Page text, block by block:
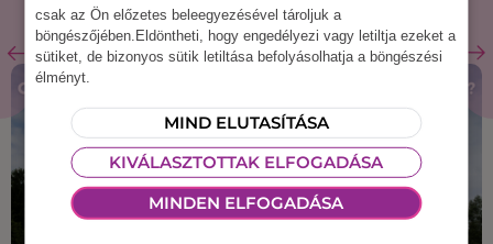
csak az Ön előzetes beleegyezésével tároljuk a
böngészőjében.Eldöntheti, hogy engedélyezi vagy letiltja ezeket a
sütiket, de bizonyos sütik letiltása befolyásolhatja a böngészési
élményt.
MIND ELUTASÍTÁSA
KIVÁLASZTOTTAK ELFOGADÁSA
MINDEN ELFOGADÁSA